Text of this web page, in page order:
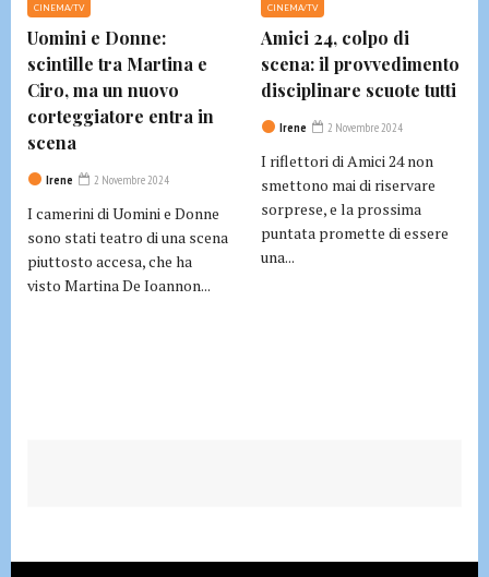
CINEMA/TV
Uomini e Donne:
scintille tra Martina e
Ciro, ma un nuovo
corteggiatore entra in
scena
Irene 2 Novembre 2024
I camerini di Uomini e Donne
sono stati teatro di una scena
piuttosto accesa, che ha
visto Martina De Ioannon...
CINEMA/TV
Amici 24, colpo di
scena: il provvedimento
disciplinare scuote tutti
Irene 2 Novembre 2024
I riflettori di Amici 24 non
smettono mai di riservare
sorprese, e la prossima
puntata promette di essere
una...